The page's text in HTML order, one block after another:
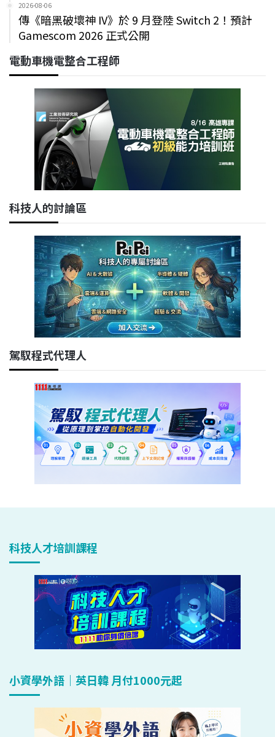
2026-08-06
傳《暗黑破壞神 IV》於 9 月登陸 Switch 2！預計
Gamescom 2026 正式公開
電動車機電整合工程師
科技人的討論區
駕馭程式代理人
科技人才培訓課程
小資學外語｜英日韓 月付1000元起